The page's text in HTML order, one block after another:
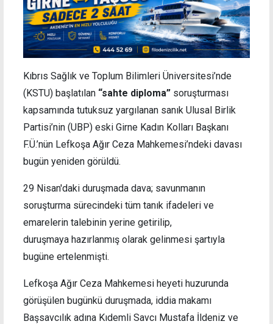
Kıbrıs Sağlık ve Toplum Bilimleri Üniversitesi’nde
(KSTU) başlatılan “sahte diploma” soruşturması
kapsamında tutuksuz yargılanan sanık Ulusal Birlik
Partisi’nin (UBP) eski Girne Kadın Kolları Başkanı
F.Ü.’nün Lefkoşa Ağır Ceza Mahkemesi’ndeki davası
bugün yeniden görüldü.
29 Nisan'daki duruşmada dava; savunmanın
soruşturma sürecindeki tüm tanık ifadeleri ve
emarelerin talebinin yerine getirilip,
duruşmaya hazırlanmış olarak gelinmesi şartıyla
bugüne ertelenmişti.
Lefkoşa Ağır Ceza Mahkemesi heyeti huzurunda
görüşülen bugünkü duruşmada, iddia makamı
Başsavcılık adına Kıdemli Savcı Mustafa İldeniz ve